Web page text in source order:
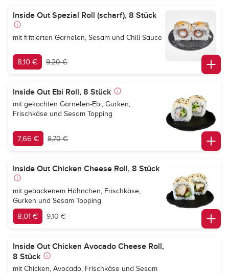
Inside Out Spezial Roll (scharf), 8 Stück
mit frittierten Garnelen, Sesam und Chili Sauce
8,10 € 9,20 €
Inside Out Ebi Roll, 8 Stück
mit gekochten Garnelen-Ebi, Gurken,
Frischkäse und Sesam Topping
7,66 € 8,70 €
Inside Out Chicken Cheese Roll, 8 Stück
mit gebackenem Hähnchen, Frischkäse,
Gurken und Sesam Topping
8,01 € 9,10 €
Inside Out Chicken Avocado Cheese Roll,
8 Stück
mit Chicken, Avocado, Frischkäse und Sesam